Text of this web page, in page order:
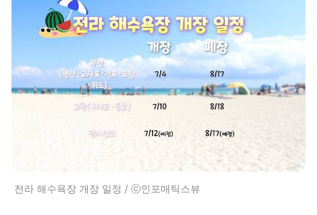
전라 해수욕장 개장 일정 / ⓒ인포매틱스뷰